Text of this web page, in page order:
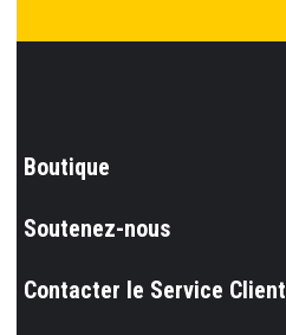
Boutique
Soutenez-nous
Contacter le Service Client